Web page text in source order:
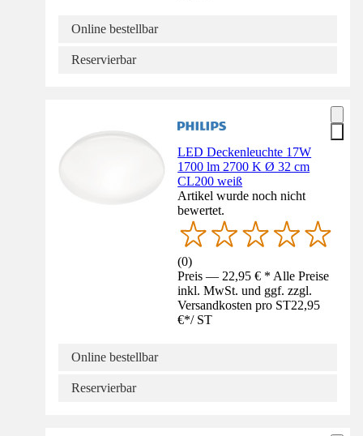
Online bestellbar
Reservierbar
LED Deckenleuchte 17W
1700 lm 2700 K Ø 32 cm
CL200 weiß
Artikel wurde noch nicht
bewertet.
(0)
Preis — 22,95 € * Alle Preise
inkl. MwSt. und ggf. zzgl.
Versandkosten pro ST22,95
€*/ ST
Online bestellbar
Reservierbar